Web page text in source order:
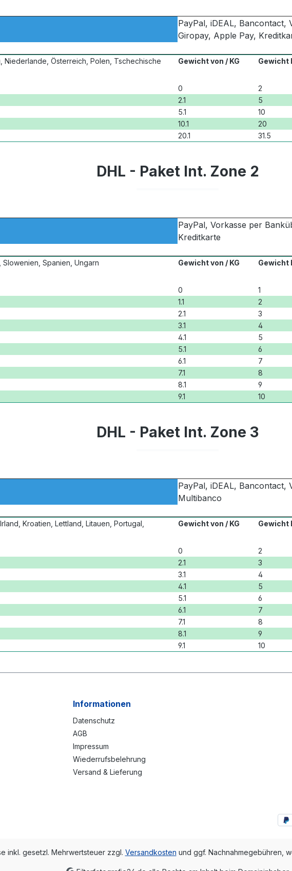
PayPal, iDEAL, Bancontact,
Giropay, Apple Pay,
Niederlande, Österreich, Polen, Tschechische
Gewicht von / KG Gewicht
0 2
2.1
5
5.1
10
10.1
20
20.1
31.5
DHL - Paket Int. Zone 2
PayPal, Vorkasse per
Kreditkarte
Spanien, Ungarn Gewicht von / KG Gewicht
0 1
1.1
2
2.1
3
3.1
4
4.1
5
5.1
6
6.1
7
7.1
8
8.1
9
9.1
10
DHL - Paket Int. Zone 3
PayPal, iDEAL, Bancontact,
Multibanco
Kroatien, Lettland, Litauen, Portugal,
Gewicht von / KG Gewicht
0 2
2.1
3
3.1
4
4.1
5
5.1
6
6.1
7
7.1
8
8.1
9
9.1
10
Informationen
Datenschutz
AGB
Impressum
Wiederrufsbelehrung
Versand & Lieferung
inkl. gesetzl. Mehrwertsteuer zzgl. Versandkosten und ggf. Nachnahmegebühren,